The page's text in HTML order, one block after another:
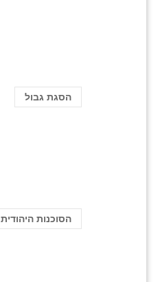
הסגת גבול
הסוכנות היהודית